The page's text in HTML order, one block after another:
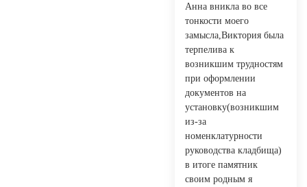
Анна вникла во все
тонкости моего
замысла,Виктория была
терпелива к
возникшим трудностям
при оформлении
документов на
установку(возникшим
из-за
номенклатурности
руководства кладбища)
в итоге памятник
своим родным я